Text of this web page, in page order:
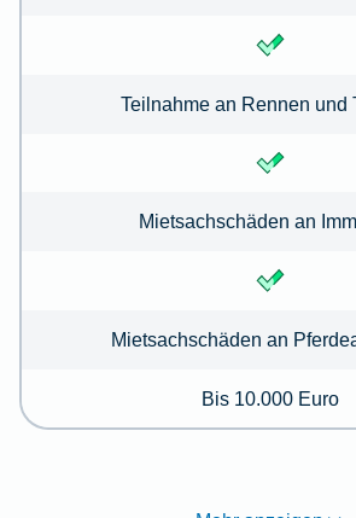
Teilnahme an Rennen und
Mietsachschäden an
Mietsachschäden an
Bis 10.000 Euro